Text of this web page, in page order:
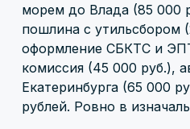
морем до Влада (85 000
пошлина с утильсбором
оформление СБКТС и
комиссия (45 000 руб.),
Екатеринбурга (65 000
рублей. Ровно в